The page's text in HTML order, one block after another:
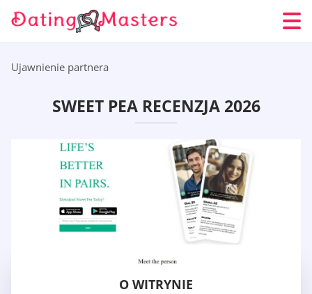
Ujawnienie partnera
SWEET PEA RECENZJA 2026
O WITRYNIE